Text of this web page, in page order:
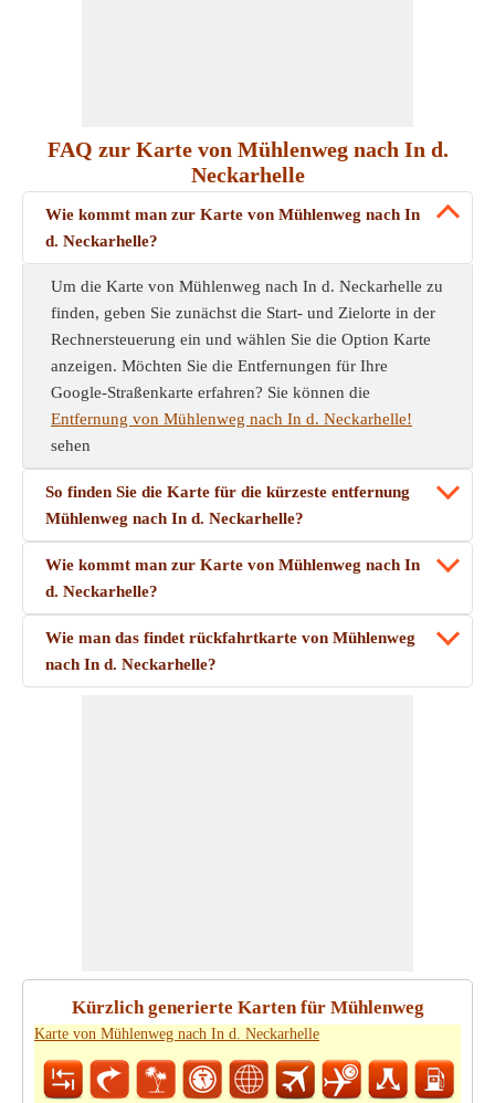
FAQ zur Karte von Mühlenweg nach In d.
Neckarhelle
Wie kommt man zur Karte von Mühlenweg nach In
d. Neckarhelle?
Um die Karte von Mühlenweg nach In d. Neckarhelle zu
finden, geben Sie zunächst die Start- und Zielorte in der
Rechnersteuerung ein und wählen Sie die Option Karte
anzeigen. Möchten Sie die Entfernungen für Ihre
Google-Straßenkarte erfahren? Sie können die
Entfernung von Mühlenweg nach In d. Neckarhelle!
sehen
So finden Sie die Karte für die kürzeste entfernung
Mühlenweg nach In d. Neckarhelle?
Wie kommt man zur Karte von Mühlenweg nach In
d. Neckarhelle?
Wie man das findet rückfahrtkarte von Mühlenweg
nach In d. Neckarhelle?
Kürzlich generierte Karten für Mühlenweg
Karte von Mühlenweg nach In d. Neckarhelle